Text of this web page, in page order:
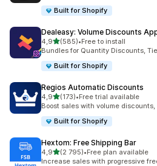
Built for Shopify
Dealeasy: Volume Discounts
4,9z 5 hvězd
(585)
Celkový počet recenzí: 585
•Free to install
Bundles for Quantity Discounts,
Built for Shopify
Regios Automatic Discounts
4,9z 5 hvězd
(173)
Celkový počet recenzí: 173
•Free trial available
Boost sales with volume
Built for Shopify
Hextom: Free Shipping Bar
4,9z 5 hvězd
(2 795)
Celkový počet recenzí: 2795
•Free plan available
Increase sales with progressive